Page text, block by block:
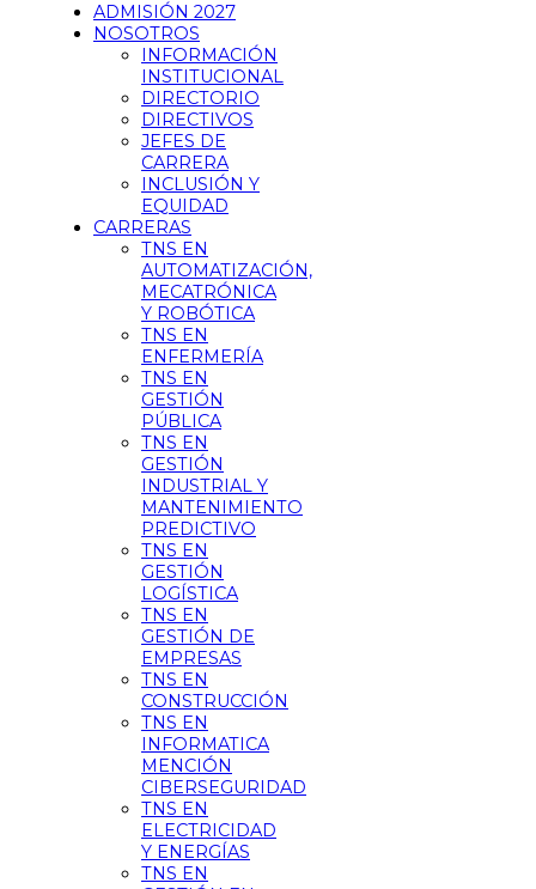
ADMISIÓN 2027
NOSOTROS
INFORMACIÓN
INSTITUCIONAL
DIRECTORIO
DIRECTIVOS
JEFES DE
CARRERA
INCLUSIÓN Y
EQUIDAD
CARRERAS
TNS EN
AUTOMATIZACIÓN,
MECATRÓNICA
Y ROBÓTICA
TNS EN
ENFERMERÍA
TNS EN
GESTIÓN
PÚBLICA
TNS EN
GESTIÓN
INDUSTRIAL Y
MANTENIMIENTO
PREDICTIVO
TNS EN
GESTIÓN
LOGÍSTICA
TNS EN
GESTIÓN DE
EMPRESAS
TNS EN
CONSTRUCCIÓN
TNS EN
INFORMATICA
MENCIÓN
CIBERSEGURIDAD
TNS EN
ELECTRICIDAD
Y ENERGÍAS
TNS EN